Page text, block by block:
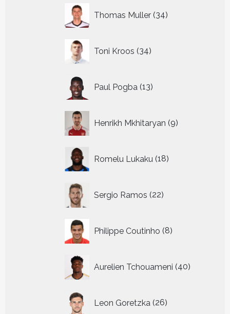
Thomas Muller 34
producten
Toni Kroos 34
producten
Paul Pogba 13
producten
Henrikh Mkhitaryan 9
producten
Romelu Lukaku 18
producten
Sergio Ramos 22
producten
Philippe Coutinho 8
producten
Aurelien Tchouameni 40
producten
Leon Goretzka 26
producten